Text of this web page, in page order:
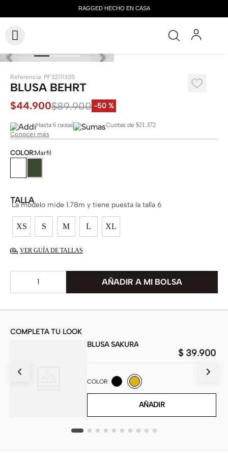
Referencia: PF32111335
BLUSA BEHRT
$44.900$89.900 -50 %
Hasta 6 cuotas Cuotas de $21.372
Conocer más
COLOR:Marfil
TALLA
XS S M L XL
La modelo mide 1.78m y tiene puesta la talla 6
VER GUÍA DE TALLAS
COMPLETA TU LOOK
BLUSA SAKURA
$ 39.900
COLOR
AÑADIR